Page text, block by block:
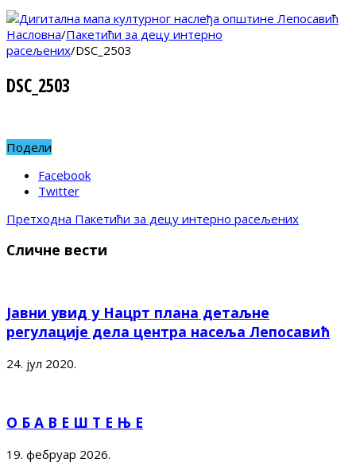
Насловна/Пакетићи за децу интерно
расељених/DSC_2503
DSC_2503
Подели
Facebook
Twitter
Претходна Пакетићи за децу интерно расељених
Сличне вести
Јавни увид у Нацрт плана детаљне
регулације дела центра насеља Лепосавић
24. јул 2020.
О Б А В Е Ш Т Е Њ Е
19. фебруар 2026.